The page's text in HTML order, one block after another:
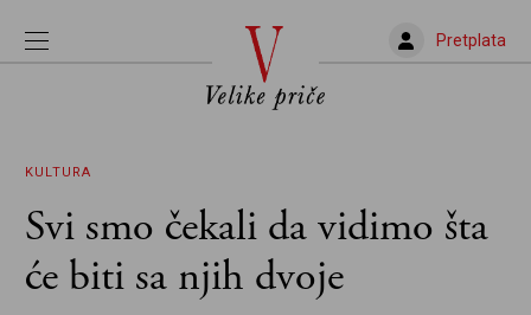
Pretplata
KULTURA
Svi smo čekali da vidimo šta
će biti sa njih dvoje